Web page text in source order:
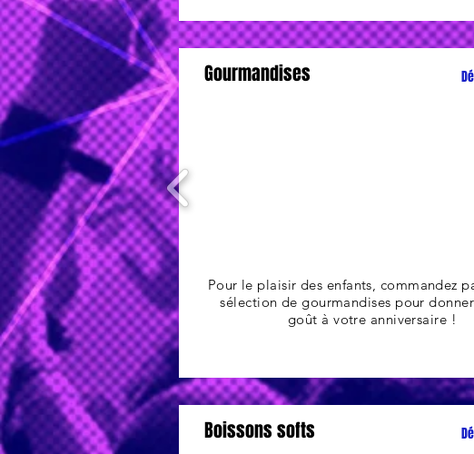
Gourmandises
Pour le plaisir des enfants, commandez
sélection de gourmandises pour
goût à votre anniversaire !
Boissons softs